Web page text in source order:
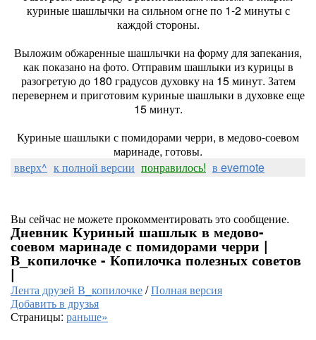
куриные шашлычки на сильном огне по 1-2 минуты с
каждой стороны.
Выложим обжаренные шашлычки на форму для запекания,
как показано на фото. Отправим шашлыки из курицы в
разогретую до 180 градусов духовку на 15 минут. Затем
перевернем и приготовим куриные шашлыки в духовке еще
15 минут.
Куриные шашлыки с помидорами черри, в медово-соевом
маринаде, готовы.
вверх^ к полной версии понравилось! в evernote
Вы сейчас не можете прокомментировать это сообщение.
Дневник Куриный шашлык в медово-
соевом маринаде с помидорами черри |
В_копилочке - Копилочка полезных советов
|
Лента друзей В_копилочке/Полная версия
Добавить в друзья
Страницы: раньше»